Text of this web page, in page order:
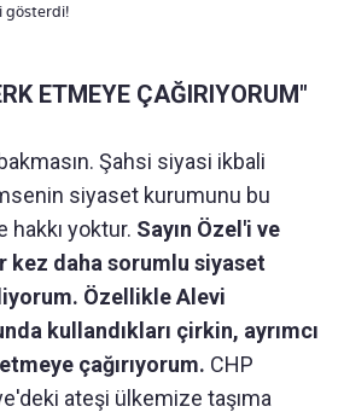
gösterdi!
ETMEYE ÇAĞIRIYORUM"
Şahsi siyasi ikbali
siyaset kurumunu bu
hakkı yoktur. Sayın Özel'i ve
kez daha sorumlu siyaset
Özellikle Alevi
kullandıkları çirkin, ayrımcı
çağırıyorum. CHP
ateşi ülkemize taşıma